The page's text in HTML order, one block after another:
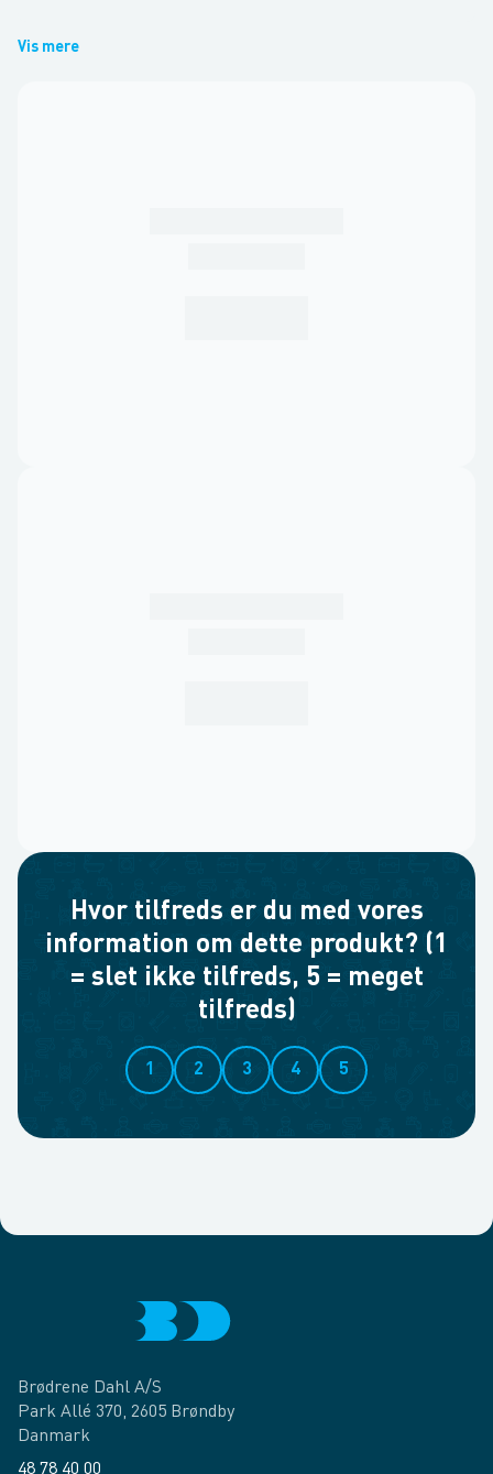
Vis mere
Hvor tilfreds er du med vores
information om dette produkt? (1
= slet ikke tilfreds, 5 = meget
tilfreds)
1 2 3 4 5
Brødrene Dahl A/S
Park Allé 370, 2605 Brøndby
Danmark
48 78 40 00